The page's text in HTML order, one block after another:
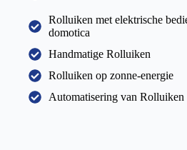
Rolluiken met elektrische
domotica
Handmatige Rolluiken
Rolluiken op zonne-energie
Automatisering van Rolluiken